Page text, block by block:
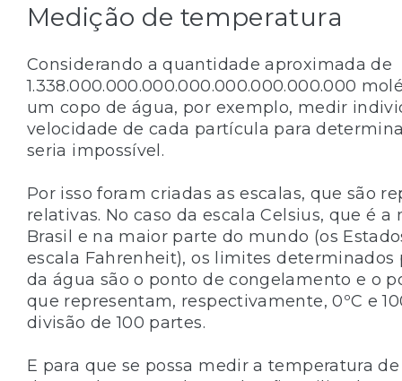
Medição de temperatura
Considerando a quantidade aproximada de
1.338.000.000.000.000.000.000.000.000
um copo de água, por exemplo, medir
velocidade de cada partícula para
seria impossível.
Por isso foram criadas as escalas, que são
relativas. No caso da escala Celsius, que é
Brasil e na maior parte do mundo (os
escala Fahrenheit), os limites determinados
da água são o ponto de congelamento e o
que representam, respectivamente, 0ºC e
divisão de 100 partes.
E para que se possa medir a temperatura